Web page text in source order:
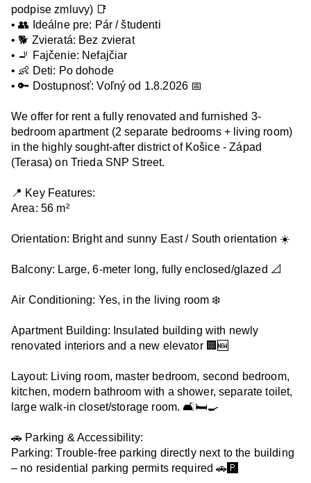
podpise zmluvy) 📑
• 👥 Ideálne pre: Pár / študenti
• 🐕 Zvieratá: Bez zvierat
• 🚬 Fajčenie: Nefajčiar
• 👶 Deti: Po dohode
• 🔑 Dostupnosť: Voľný od 1.8.2026 📅
We offer for rent a fully renovated and furnished 3-
bedroom apartment (2 separate bedrooms + living room)
in the highly sought-after district of Košice - Západ
(Terasa) on Trieda SNP Street.
📍 Key Features:
Area: 56 m²
Orientation: Bright and sunny East / South orientation ☀️
Balcony: Large, 6-meter long, fully enclosed/glazed 📐
Air Conditioning: Yes, in the living room ❄️
Apartment Building: Insulated building with newly
renovated interiors and a new elevator 🏢🆕
Layout: Living room, master bedroom, second bedroom,
kitchen, modern bathroom with a shower, separate toilet,
large walk-in closet/storage room. 🛋️🛏️🍳
🚗 Parking & Accessibility:
Parking: Trouble-free parking directly next to the building
– no residential parking permits required 🚗🅿️